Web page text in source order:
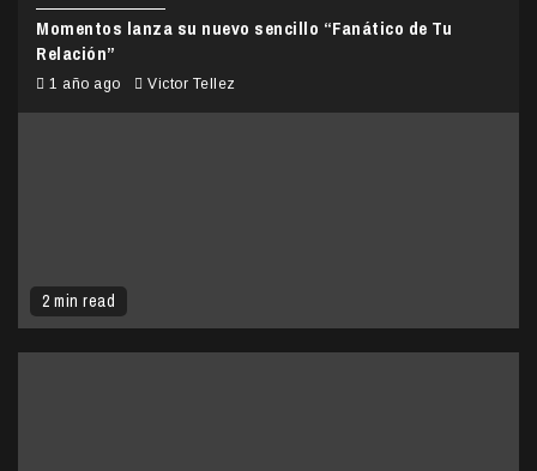
2 min read
Momentos lanza su nuevo sencillo “Fanático de Tu
Relación”
1 año ago Victor Tellez